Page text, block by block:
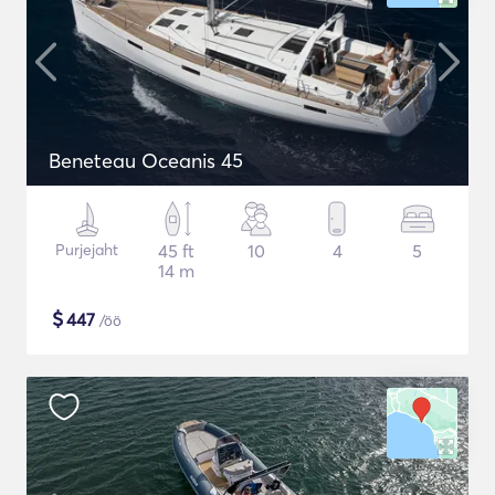
Beneteau Oceanis 45
Purjejaht
45 ft
14 m
10 4 5
$447 /öö